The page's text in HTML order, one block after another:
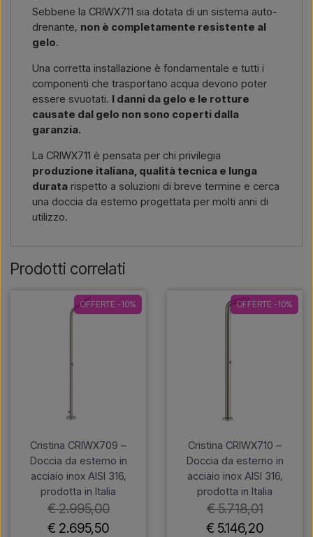
Sebbene la CRIWX711 sia dotata di un sistema auto-
drenante, non è completamente resistente al
gelo.
Una corretta installazione è fondamentale e tutti i
componenti che trasportano acqua devono poter
essere svuotati. I danni da gelo e le rotture
causate dal gelo non sono coperti dalla
garanzia.
La CRIWX711 è pensata per chi privilegia
produzione italiana, qualità tecnica e lunga
durata rispetto a soluzioni di breve termine e cerca
una doccia da esterno progettata per molti anni di
utilizzo.
Prodotti correlati
OFFERTE -10%
Cristina CRIWX709 –
Doccia da esterno in
acciaio inox AISI 316,
prodotta in Italia
€ 2.995,00
€ 2.695,50
OFFERTE -10%
Cristina CRIWX710 –
Doccia da esterno in
acciaio inox AISI 316,
prodotta in Italia
€ 5.718,01
€ 5.146,20